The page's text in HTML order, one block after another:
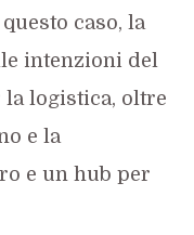
caso, la
intenzioni del
la logistica, oltre
e la
e un hub per